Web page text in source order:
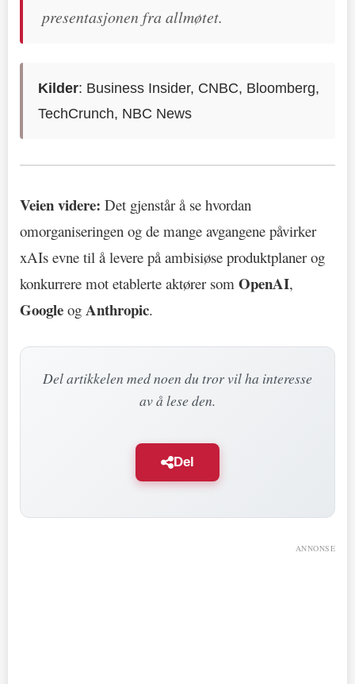
presentasjonen fra allmøtet.
Kilder: Business Insider, CNBC, Bloomberg,
TechCrunch, NBC News
Veien videre: Det gjenstår å se hvordan
omorganiseringen og de mange avgangene påvirker
xAIs evne til å levere på ambisiøse produktplaner og
konkurrere mot etablerte aktører som OpenAI,
Google og Anthropic.
Del artikkelen med noen du tror vil ha interesse
av å lese den.
Del
ANNONSE